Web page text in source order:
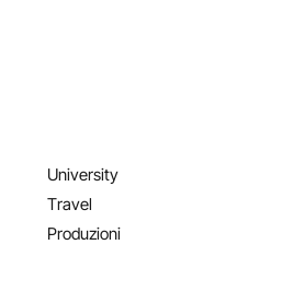
University
Travel
Produzioni